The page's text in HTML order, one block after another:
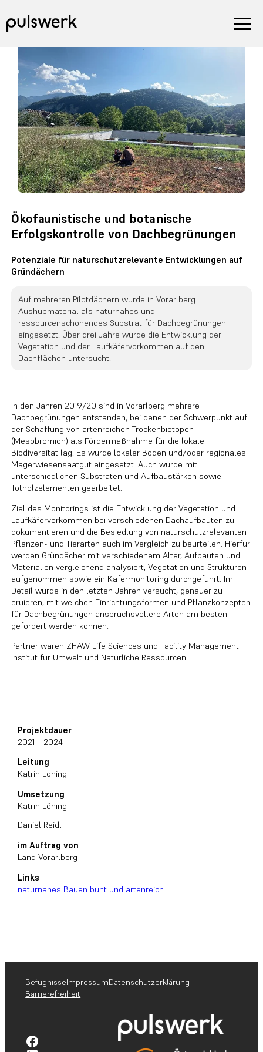
Ökofaunistische und botanische
Erfolgskontrolle von Dachbegrünungen
Potenziale für naturschutzrelevante Entwicklungen auf
Gründächern
Auf mehreren Pilotdächern wurde in Vorarlberg
Aushubmaterial als naturnahes und
ressourcenschonendes Substrat für Dachbegrünungen
eingesetzt. Über drei Jahre wurde die Entwicklung der
Vegetation und der Laufkäfervorkommen auf den
Dachflächen untersucht.
In den Jahren 2019/20 sind in Vorarlberg mehrere
Dachbegrünungen entstanden, bei denen der Schwerpunkt auf
der Schaffung von artenreichen Trockenbiotopen
(Mesobromion) als Fördermaßnahme für die lokale
Biodiversität lag. Es wurde lokaler Boden und/oder regionales
Magerwiesensaatgut eingesetzt. Auch wurde mit
unterschiedlichen Substraten und Aufbaustärken sowie
Totholzelementen gearbeitet.
Ziel des Monitorings ist die Entwicklung der Vegetation und
Laufkäfervorkommen bei verschiedenen Dachaufbauten zu
dokumentieren und die Besiedlung von naturschutzrelevanten
Pflanzen- und Tierarten auch im Vergleich zu beurteilen. Hierfür
werden Gründächer mit verschiedenem Alter, Aufbauten und
Materialien vergleichend analysiert, Vegetation und Strukturen
aufgenommen sowie ein Käfermonitoring durchgeführt. Im
Detail wurde in den letzten Jahren versucht, genauer zu
eruieren, mit welchen Einrichtungsformen und Pflanzkonzepten
für Dachbegrünungen anspruchsvollere Arten am besten
gefördert werden können.
Partner waren ZHAW Life Sciences und Facility Management
Institut für Umwelt und Natürliche Ressourcen.
Projektdauer
2021 – 2024
Leitung
Katrin Löning
Umsetzung
Katrin Löning
Daniel Reidl
im Auftrag von
Land Vorarlberg
Links
naturnahes Bauen bunt und artenreich
BefugnisseImpressumDatenschutzerklärung
Barrierefreiheit
Facebook-Profil pulswerk GmbH